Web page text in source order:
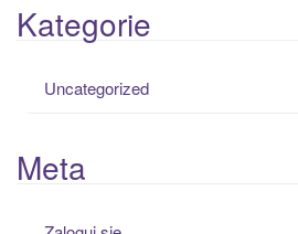
Kategorie
Uncategorized
Meta